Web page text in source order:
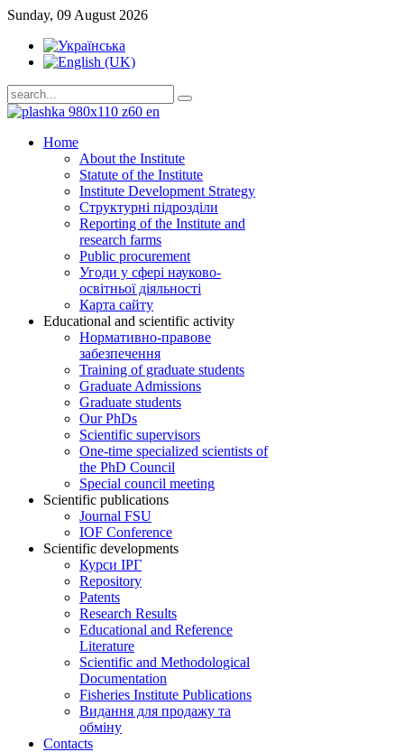
Sunday, 09 August 2026
Home
About the Institute
Statute of the Institute
Institute Development Strategy
Структурні підрозділи
Reporting of the Institute and
research farms
Public procurement
Угоди у сфері науково-
освітньої діяльності
Карта сайту
Educational and scientific activity
Нормативно-правове
забезпечення
Training of graduate students
Graduate Admissions
Graduate students
Our PhDs
Scientific supervisors
One-time specialized scientists of
the PhD Council
Special council meeting
Scientific publications
Journal FSU
IOF Conference
Scientific developments
Курси ІРГ
Repository
Patents
Research Results
Educational and Reference
Literature
Scientific and Methodological
Documentation
Fisheries Institute Publications
Видання для продажу та
обміну
Contacts